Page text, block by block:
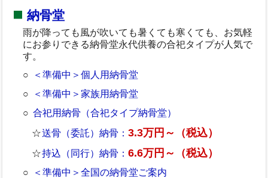
納骨堂
雨が降っても風が吹いても暑くても寒くても、お気軽
にお参りできる納骨堂永代供養の合祀タイプが人気で
す。
＜準備中＞個人用納骨堂
＜準備中＞家族用納骨堂
合祀用納骨（合祀タイプ納骨堂）
送骨（委託）納骨：3.3万円～（税込）
持込（同行）納骨：6.6万円～（税込）
＜準備中＞全国の納骨堂ご案内